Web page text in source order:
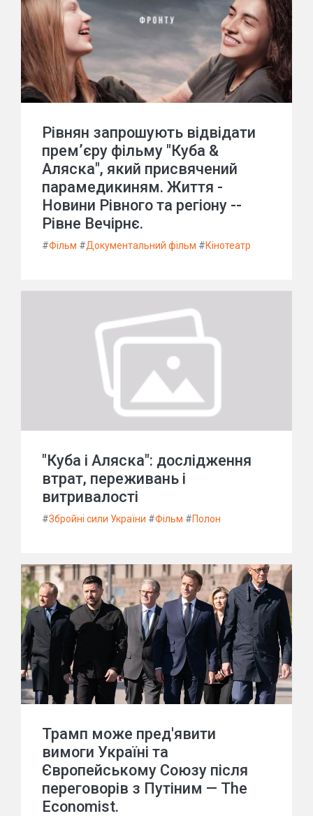
Рівнян запрошують відвідати
прем’єру фільму "Куба &
Аляска", який присвячений
парамедикиням. Життя -
Новини Рівного та регіону --
Рівне Вечірнє.
#Фільм #Документальний фільм #Кінотеатр
"Куба і Аляска": дослідження
втрат, переживань і
витривалості
#Збройні сили України #Фільм #Полон
Трамп може пред'явити
вимоги Україні та
Європейському Союзу після
переговорів з Путіним — The
Economist.